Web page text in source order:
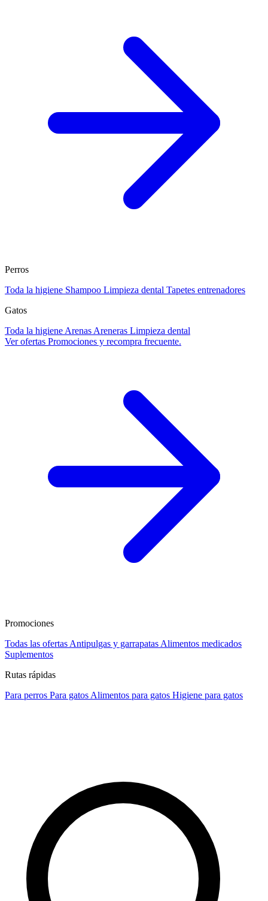
Perros
Toda la higiene Shampoo Limpieza dental Tapetes entrenadores
Gatos
Toda la higiene Arenas Areneras Limpieza dental
Ver ofertas Promociones y recompra frecuente.
Promociones
Todas las ofertas Antipulgas y garrapatas Alimentos medicados
Suplementos
Rutas rápidas
Para perros Para gatos Alimentos para gatos Higiene para gatos